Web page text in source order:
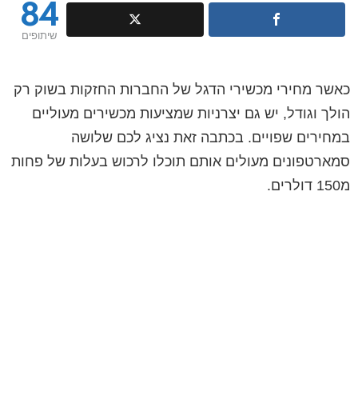
84
שיתופים
כאשר מחירי מכשירי הדגל של החברות החזקות בשוק רק
הולך וגודל, יש גם יצרניות שמציעות מכשירים מעוליים
במחירים שפויים. בכתבה זאת נציג לכם שלושה
סמארטפונים מעולים אותם תוכלו לרכוש בעלות של פחות
מ150 דולרים.